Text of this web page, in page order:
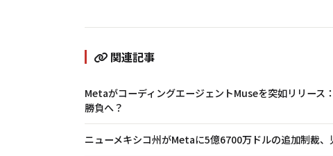
関連記事
MetaがコーディングエージェントMuseを突如リリー
勝負へ？
ニューメキシコ州がMetaに5億6700万ドルの追加制裁